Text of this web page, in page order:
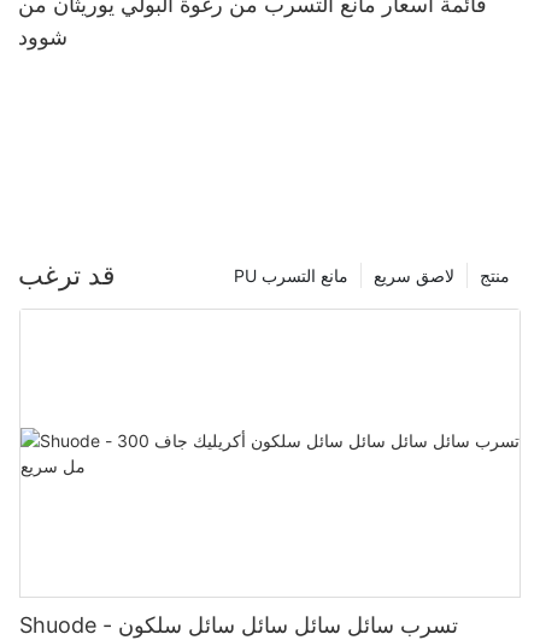
شوود
قد ترغب منتج لاصق سريع PU مانع التسرب
Shuode - تسرب سائل سائل سائل سائل سلكون